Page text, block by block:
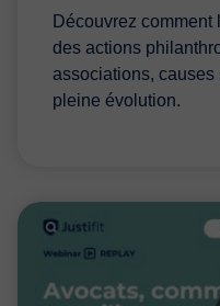
Découvrez comment
des actions
associations,
pleine évolution.